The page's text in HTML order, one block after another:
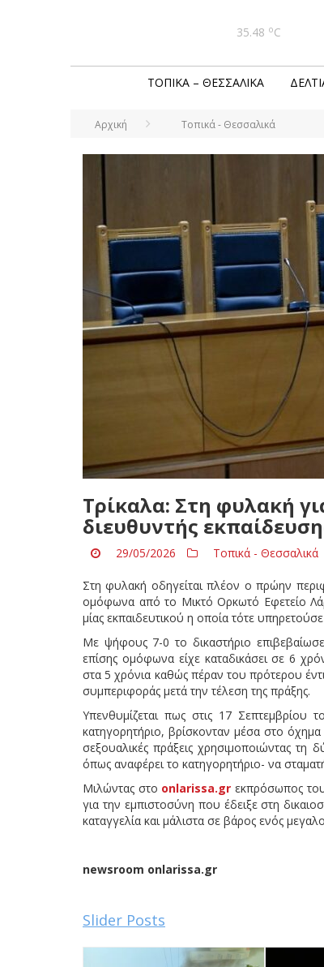
35.48 oC
ΤΟΠΙΚΆ – ΘΕΣΣΑΛΙΚΆ
Αρχική Τοπικά - Θεσσαλικά
Τρίκαλα: Στη φυλακή
διευθυντής
29/05/2026 Τοπικά - Θεσσαλικά
Στη φυλακή οδηγείται πλέον ο πρώην
ομόφωνα από το Μικτό Ορκωτό Εφετείο
μίας εκπαιδευτικού η οποία τότε
Με ψήφους 7-0 το δικαστήριο
επίσης ομόφωνα είχε καταδικάσει σε 6
στα 5 χρόνια καθώς πέραν του πρότερου
συμπεριφοράς μετά την τέλεση της πράξης.
Υπενθυμίζεται πως στις 17
κατηγορητήριο, βρίσκονταν μέσα στο
σεξουαλικές πράξεις χρησιμοποιώντας τη
όπως αναφέρει το κατηγορητήριο- να
Μιλώντας στο onlarissa.gr εκπρόσωπος
για την εμπιστοσύνη που έδειξε στη
καταγγελία και μάλιστα σε βάρος ενός
newsroom onlarissa.gr
Slider Posts